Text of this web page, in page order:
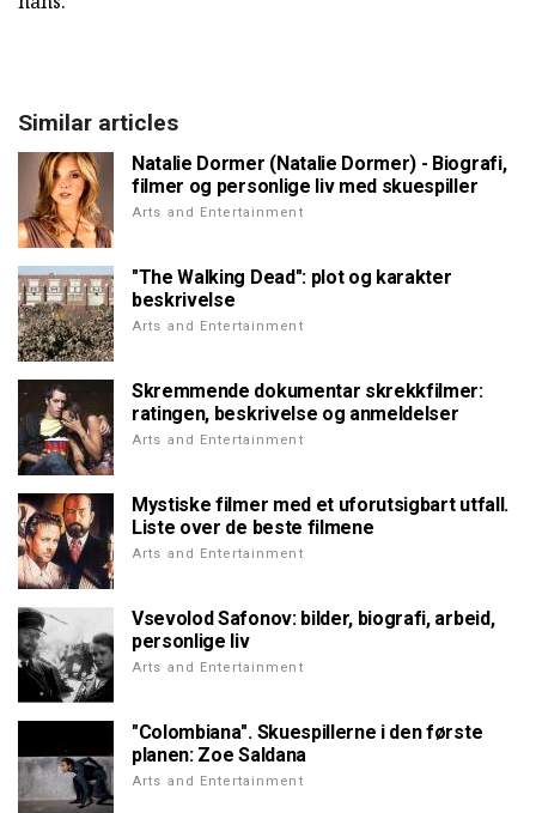
Similar articles
Natalie Dormer (Natalie Dormer) - Biografi,
filmer og personlige liv med skuespiller
Arts and Entertainment
"The Walking Dead": plot og karakter
beskrivelse
Arts and Entertainment
Skremmende dokumentar skrekkfilmer:
ratingen, beskrivelse og anmeldelser
Arts and Entertainment
Mystiske filmer med et uforutsigbart utfall.
Liste over de beste filmene
Arts and Entertainment
Vsevolod Safonov: bilder, biografi, arbeid,
personlige liv
Arts and Entertainment
"Colombiana". Skuespillerne i den første
planen: Zoe Saldana
Arts and Entertainment